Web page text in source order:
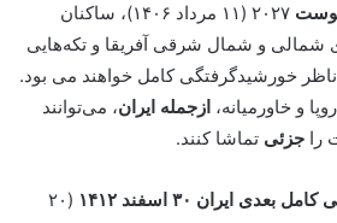
۲۰۲۷ (۱۱ مرداد ۱۴۰۶)، ساکنان
شمالی و شمال شرقی آفریقا و تکه‌هایی
خورشیدگرفتگی کامل خواهند می بود.
و خاورمیانه، ازجمله ایران، می‌توانند
جزئی تماشا کنند.
کامل بعدی ایران ۳۰ اسفند ۱۴۱۲
(۲۰